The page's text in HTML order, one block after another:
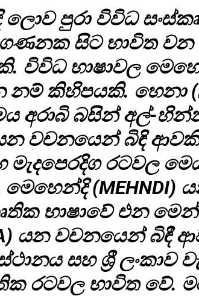
පුරා විවිධ
ගණ­නක සිට භාවිත වන
විවිධ භාෂා­වල
නම් කිහි­ප­යකි. හෙනා
අරාබි බසින් අල්-
යන වච­න­යෙන් බිඳි
මැද­පෙ­ර­දිග රට­වල
(MEHNDI)
භාෂාවේ එන
යන වච­න­යෙන් බිඳී
සහ ශ්‍රී ලංකාව
රට­වල භාවිත වේ.